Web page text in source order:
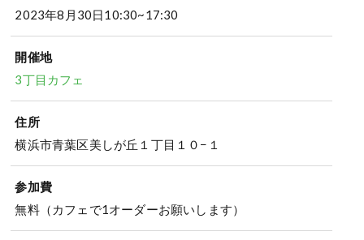
2023年8月30日10:30~17:30
開催地
3丁目カフェ
住所
横浜市青葉区美しが丘１丁目１０−１
参加費
無料（カフェで1オーダーお願いします）